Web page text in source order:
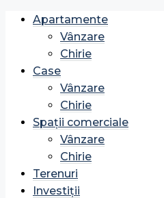
Apartamente
Vânzare
Chirie
Case
Vânzare
Chirie
Spații comerciale
Vânzare
Chirie
Terenuri
Investiții